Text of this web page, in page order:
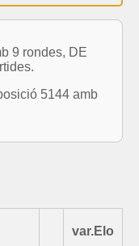
9 rondes, DE
5144 amb
var.Elo